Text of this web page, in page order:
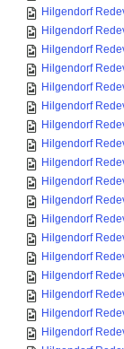
Hilgendorf
Hilgendorf
Hilgendorf
Hilgendorf
Hilgendorf
Hilgendorf
Hilgendorf
Hilgendorf
Hilgendorf
Hilgendorf
Hilgendorf
Hilgendorf
Hilgendorf
Hilgendorf
Hilgendorf
Hilgendorf
Hilgendorf
Hilgendorf